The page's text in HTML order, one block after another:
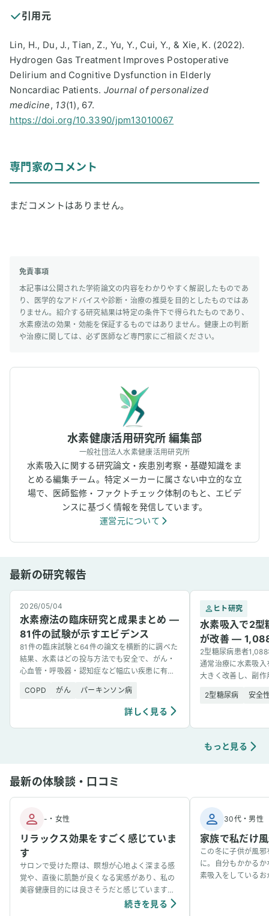
引用元
Lin, H., Du, J., Tian, Z., Yu, Y., Cui, Y., & Xie, K. (2022).
Hydrogen Gas Treatment Improves Postoperative
Delirium and Cognitive Dysfunction in Elderly
Noncardiac Patients. Journal of personalized
medicine, 13(1), 67.
https://doi.org/10.3390/jpm13010067
専門家のコメント
まだコメントはありません。
免責事項
本記事は公開された学術論文の内容をわかりやすく解説したものであ
り、医学的なアドバイスや診断・治療の推奨を目的としたものではあ
りません。紹介する研究結果は特定の条件下で得られたものであり、
水素療法の効果・効能を保証するものではありません。健康上の判断
や治療に関しては、必ず医師など専門家にご相談ください。
水素健康活用研究所 編集部
一般社団法人水素健康活用研究所
水素吸入に関する研究論文・疾患別考察・基礎知識をま
とめる編集チーム。特定メーカーに属さない中立的な立
場で、医師監修・ファクトチェック体制のもと、エビデ
ンスに基づく情報を発信しています。
運営元について
最新の研究報告
2026/05/04
水素療法の臨床研究と成果まとめ —
81件の試験が示すエビデンス
81件の臨床試験と64件の論文を横断的に調べた
結果、水素はどの投与方法でも安全で、がん・
心血管・呼吸器・認知症など幅広い疾患に有望
COPD
がん パーキンソン病
詳しく見る
ヒト研究
水素吸入で2型
が改善 —
2型糖尿病患者
通常治療に水素吸
大きく改善し、副
2型糖尿病 安全
もっと見る
最新の体験談・口コミ
- ・ 女性
リラックス効果をすごく感じていま
す
サロンで受けた際は、瞑想が心地よく深まる感
覚や、直後に肌艶が良くなる実感があり、私の
美容健康目的には良さそうだと感じています。
個人の感想ではありますが、吸入中は、脳波が
続きを見る
30代・男性
家族で私だけ
この冬に子供が風
に。自分もかかる
素吸入をしている